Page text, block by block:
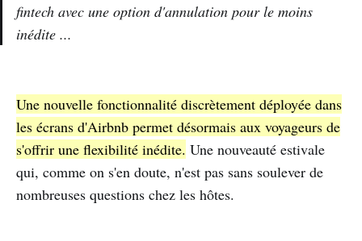
fintech avec une option d'annulation pour le moins
inédite ...
Une nouvelle fonctionnalité discrètement déployée dans
les écrans d'Airbnb permet désormais aux voyageurs de
s'offrir une flexibilité inédite. Une nouveauté estivale
qui, comme on s'en doute, n'est pas sans soulever de
nombreuses questions chez les hôtes.